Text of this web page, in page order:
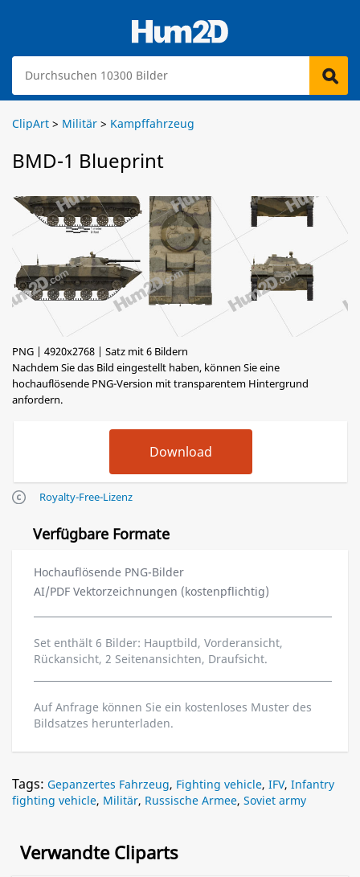
ClipArt > Militär > Kampffahrzeug
BMD-1 Blueprint
PNG | 4920x2768 | Satz mit 6 Bildern
Nachdem Sie das Bild eingestellt haben, können Sie eine
hochauflösende PNG-Version mit transparentem Hintergrund
anfordern.
Royalty-Free-Lizenz
Verfügbare Formate
Hochauflösende PNG-Bilder
AI/PDF Vektorzeichnungen (kostenpflichtig)
Set enthält 6 Bilder: Hauptbild, Vorderansicht,
Rückansicht, 2 Seitenansichten, Draufsicht.
Auf Anfrage können Sie ein kostenloses Muster des
Bildsatzes herunterladen.
Tags: Gepanzertes Fahrzeug, Fighting vehicle, IFV, Infantry
fighting vehicle, Militär, Russische Armee, Soviet army
Verwandte Cliparts